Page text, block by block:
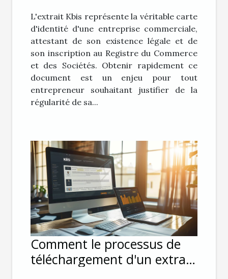
L'extrait Kbis représente la véritable carte
d'identité d'une entreprise commerciale,
attestant de son existence légale et de
son inscription au Registre du Commerce
et des Sociétés. Obtenir rapidement ce
document est un enjeu pour tout
entrepreneur souhaitant justifier de la
régularité de sa...
Comment le processus de
téléchargement d'un extrait